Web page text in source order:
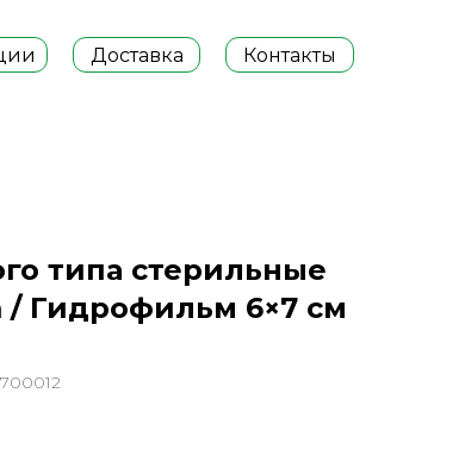
Доставка Контакты
типа стерильные
Гидрофильм 6×7 см